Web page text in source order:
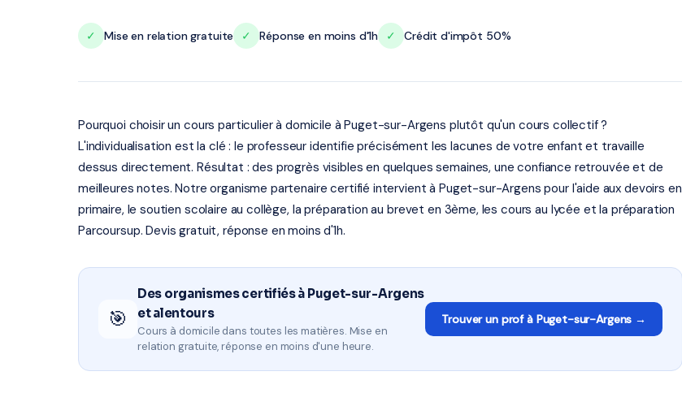
✓ Mise en relation gratuite ✓ Réponse en moins d'1h ✓ Crédit d'impôt 50%
Pourquoi choisir un cours particulier à domicile à Puget-sur-Argens plutôt qu'un cours collectif ?
L'individualisation est la clé : le professeur identifie précisément les lacunes de votre enfant et travaille
dessus directement. Résultat : des progrès visibles en quelques semaines, une confiance retrouvée et de
meilleures notes. Notre organisme partenaire certifié intervient à Puget-sur-Argens pour l'aide aux devoirs en
primaire, le soutien scolaire au collège, la préparation au brevet en 3ème, les cours au lycée et la préparation
Parcoursup. Devis gratuit, réponse en moins d'1h.
🎯
Des organismes certifiés à Puget-sur-Argens
et alentours
Cours à domicile dans toutes les matières. Mise en
relation gratuite, réponse en moins d'une heure.
Trouver un prof à Puget-sur-Argens →